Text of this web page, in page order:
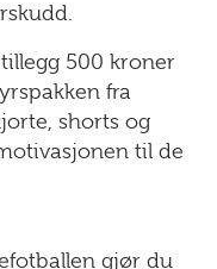
500 kroner
fra
shorts og
til de
gjør du